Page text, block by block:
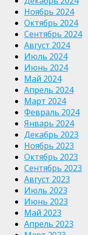
Ноябрь 2024
Октябрь 2024
Сентябрь 2024
Август 2024
Июль 2024
Июнь 2024
Май 2024
Апрель 2024
Март 2024
Февраль 2024
Январь 2024
Декабрь 2023
Ноябрь 2023
Октябрь 2023
Сентябрь 2023
Август 2023
Июль 2023
Июнь 2023
Май 2023
Апрель 2023